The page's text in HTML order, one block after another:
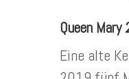
Queen
Eine alte